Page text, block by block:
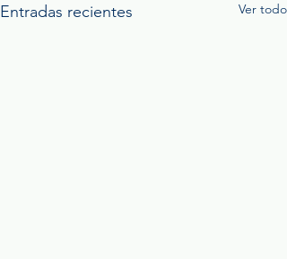
Entradas recientes Ver todo